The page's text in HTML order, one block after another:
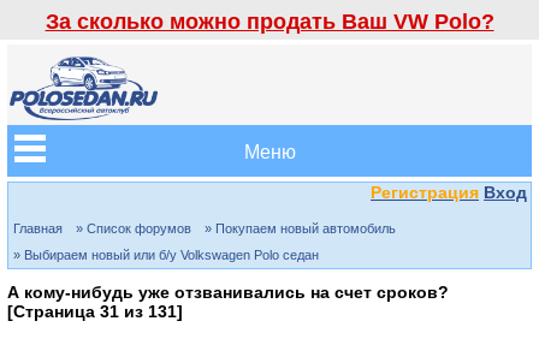
За сколько можно продать Ваш VW Polo?
Меню
Регистрация Вход
Главная » Список форумов
» Покупаем новый автомобиль
» Выбираем новый или б/у Volkswagen Polo седан
А кому-нибудь уже отзванивались на счет сроков?
[Страница 31 из 131]